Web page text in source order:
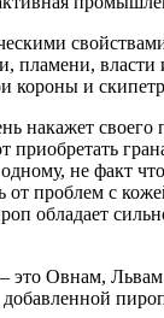
пламени,
короны и
накажет
не факт
проблем с
обладает
это Овнам,